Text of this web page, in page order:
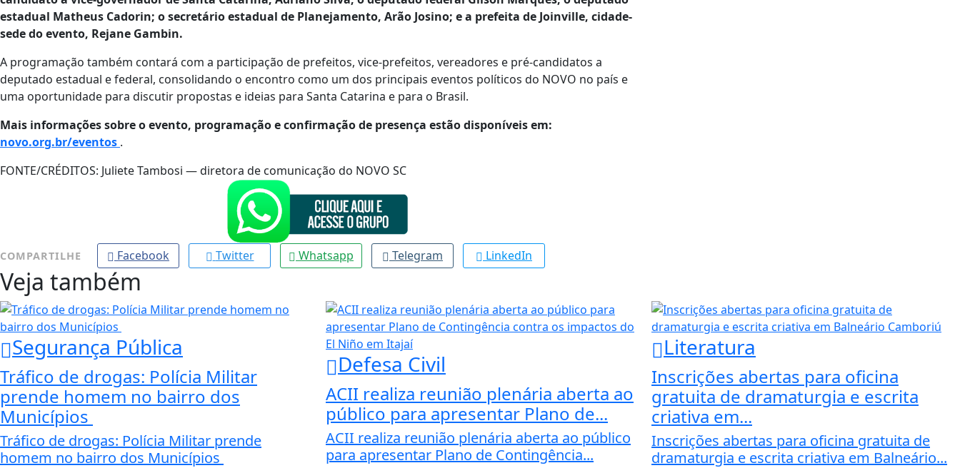
estadual Matheus Cadorin; o secretário estadual de Planejamento, Arão Josino; e a prefeita de Joinville, cidade-
sede do evento, Rejane Gambin.
A programação também contará com a participação de prefeitos, vice-prefeitos, vereadores e pré-candidatos a
deputado estadual e federal, consolidando o encontro como um dos principais eventos políticos do NOVO no país e
uma oportunidade para discutir propostas e ideias para Santa Catarina e para o Brasil.
Mais informações sobre o evento, programação e confirmação de presença estão disponíveis em:
novo.org.br/eventos .
FONTE/CRÉDITOS: Juliete Tambosi — diretora de comunicação do NOVO SC
COMPARTILHE Facebook Twitter Whatsapp Telegram LinkedIn
Veja também
Segurança Pública
Tráfico de drogas: Polícia Militar
prende homem no bairro dos
Municípios
Tráfico de drogas: Polícia Militar prende
homem no bairro dos Municípios
Defesa Civil
ACII realiza reunião plenária aberta ao
público para apresentar Plano de...
ACII realiza reunião plenária aberta ao público
para apresentar Plano de Contingência...
Literatura
Inscrições abertas para oficina
gratuita de dramaturgia e escrita
criativa em...
Inscrições abertas para oficina gratuita de
dramaturgia e escrita criativa em Balneário...